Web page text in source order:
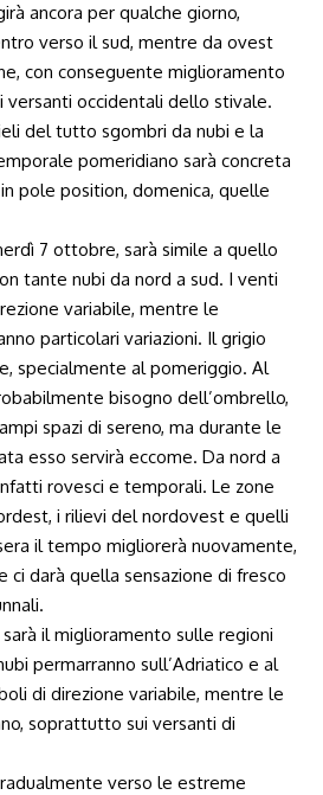
ancora per qualche giorno,
verso il sud, mentre da ovest
con conseguente miglioramento
occidentali dello stivale.
del tutto sgombri da nubi e la
pomeridiano sarà concreta
pole position, domenica, quelle
7 ottobre, sarà simile a quello
tante nubi da nord a sud. I venti
variabile, mentre le
particolari variazioni. Il grigio
specialmente al pomeriggio. Al
bisogno dell’ombrello,
spazi di sereno, ma durante le
esso servirà eccome. Da nord a
rovesci e temporali. Le zone
i rilievi del nordovest e quelli
il tempo migliorerà nuovamente,
ci darà quella sensazione di fresco
il miglioramento sulle regioni
permarranno sull’Adriatico e al
di direzione variabile, mentre le
soprattutto sui versanti di
verso le estreme